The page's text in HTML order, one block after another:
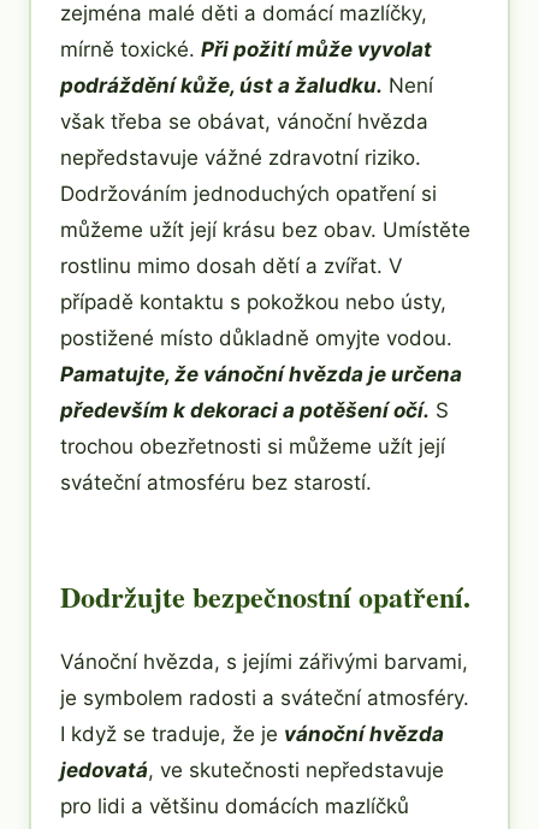
zejména malé děti a domácí mazlíčky,
mírně toxické. Při požití může vyvolat
podráždění kůže, úst a žaludku. Není
však třeba se obávat, vánoční hvězda
nepředstavuje vážné zdravotní riziko.
Dodržováním jednoduchých opatření si
můžeme užít její krásu bez obav. Umístěte
rostlinu mimo dosah dětí a zvířat. V
případě kontaktu s pokožkou nebo ústy,
postižené místo důkladně omyjte vodou.
Pamatujte, že vánoční hvězda je určena
především k dekoraci a potěšení očí. S
trochou obezřetnosti si můžeme užít její
sváteční atmosféru bez starostí.
Dodržujte bezpečnostní opatření.
Vánoční hvězda, s jejími zářivými barvami,
je symbolem radosti a sváteční atmosféry.
I když se traduje, že je vánoční hvězda
jedovatá, ve skutečnosti nepředstavuje
pro lidi a většinu domácích mazlíčků